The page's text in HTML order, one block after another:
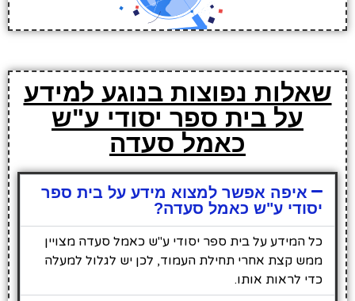
שאלות נפוצות בנוגע למידע
על בית ספר יסודי ע"ש
כאמל סעדה
איפה אפשר למצוא מידע על בית ספר
יסודי ע"ש כאמל סעדה?
כל המידע על בית ספר יסודי ע"ש כאמל סעדה מצויין
ממש קצת אחרי תחילת העמוד, לכן יש לגלול למעלה
כדי לראות אותו.